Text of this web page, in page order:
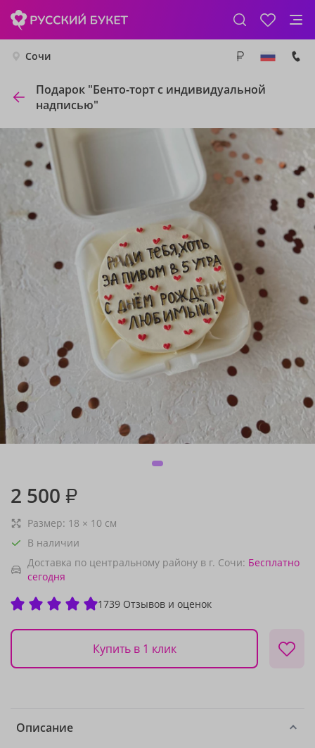
Сочи
Подарок "Бенто-торт с индивидуальной
надписью"
2 500 ₽
Размер: 18 × 10 см
В наличии
Доставка по центральному району в г. Сочи: Бесплатно
сегодня
1739 Отзывов и оценок
Купить в 1 клик
Описание